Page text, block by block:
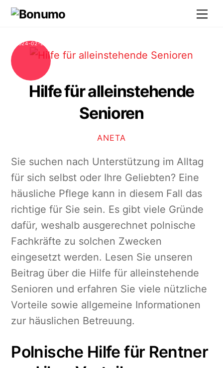
Skip
content
2024-02-29
Hilfe für alleinstehende
Senioren
ANETA
Sie suchen nach Unterstützung im Alltag
für sich selbst oder Ihre Geliebten? Eine
häusliche Pflege kann in diesem Fall das
richtige für Sie sein. Es gibt viele Gründe
dafür, weshalb ausgerechnet polnische
Fachkräfte zu solchen Zwecken
eingesetzt werden. Lesen Sie unseren
Beitrag über die Hilfe für alleinstehende
Senioren und erfahren Sie viele nützliche
Vorteile sowie allgemeine Informationen
zur häuslichen Betreuung.
Polnische Hilfe für Rentner